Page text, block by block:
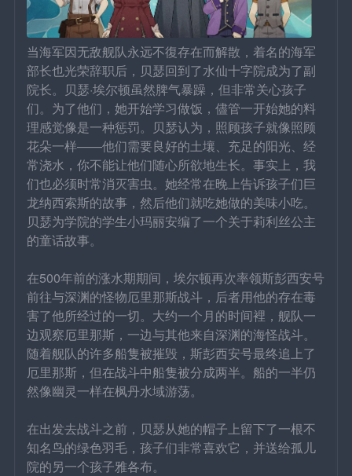
当海军因无敌舰队永远不復存在而解散，着名的海军
部长也光荣辞职后，贝瑟回到了水仙十字院成为了副
院长。贝瑟·埃尔顿虽然脾气暴躁，但非常关心孩子
们。为了他们，她开始学习做饭，儘管一开始她的料
理感觉像是一种惩罚。贝瑟认为，照顾孩子就像照顾
花朵一样——他们需要良好的土壤、充足的阳光、经
常浇水，你不能让他们随心所欲地生长。事实上，我
们也必须时常消灭害虫。她经常在晚上告诉孩子们巨
龙纳西索斯的故事，然后他们就吃她做的美味小吃。
贝瑟为学院的学生小玛丽安编了一个关于莉利丝公主
的童话故事。
在500年前的涨水期期间，埃尔顿再次率领斯彭西安号
前往与深渊的怪物厄里那斯战斗，后者用他的存在毒
害了他所经过的一切。大约一个月的时间裡，舰队一
边观察厄里那斯，一边与其他来自深渊的海怪战斗。
随着舰队的许多船隻被摧毁，斯彭西安号最终追上了
厄里那斯，但在战斗中船隻被分成两半。船的一半仍
然像幽灵一样在枫丹水域游荡。
在出发去战斗之前，贝瑟从她的帽子上留下了一根不
知名鸟的绿色羽毛，孩子们非常喜欢它，并送给孤儿
院的另一个孩子雅各布。